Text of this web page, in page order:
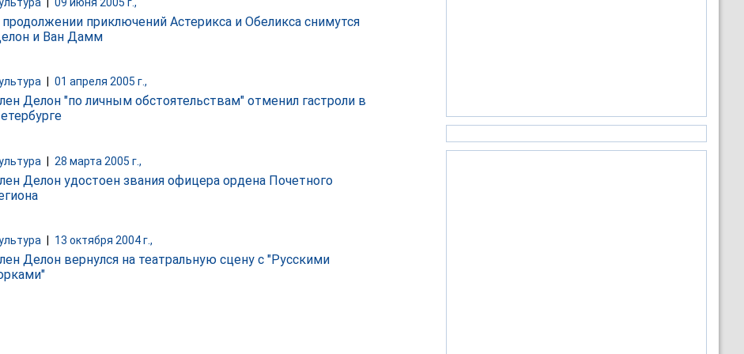
продолжении приключений Астерикса и Обеликса снимутся
и Ван Дамм
01 апреля 2005 г.,
Делон "по личным обстоятельствам" отменил гастроли в
| 28 марта 2005 г.,
Делон удостоен звания офицера ордена Почетного
13 октября 2004 г.,
Делон вернулся на театральную сцену c "Русскими